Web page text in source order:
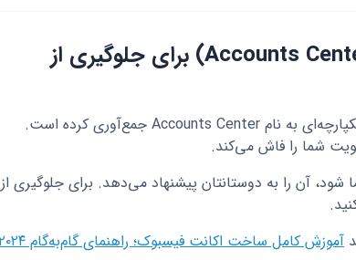
تنظیمات مرکز مدیریت حساب‌ها (Accounts Center) برای جلوگیری از
شرکت متا تمام تنظیمات حریم خصوصی را در بخش یکپارچه‌ای به نام Accounts Center جمع‌آوری کرده است.
شما را فاش می‌کند.
آن را به دوستانتان پیشنهاد می‌دهد. برای جلوگیری از
آموزش کامل ساخت اکانت فیسبوک؛ راهنمای گام‌به‌گام ۲۰۲۴